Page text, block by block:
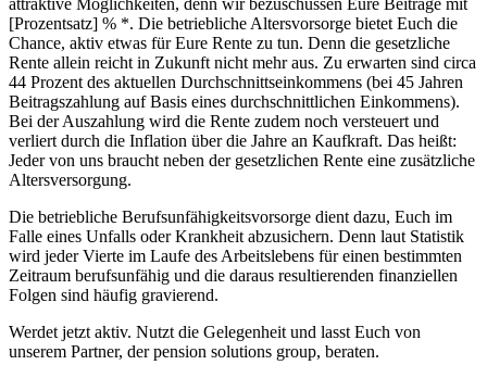
[Prozentsatz] % *. Die betriebliche Altersvorsorge bietet Euch die
Chance, aktiv etwas für Eure Rente zu tun. Denn die gesetzliche
Rente allein reicht in Zukunft nicht mehr aus. Zu erwarten sind circa
44 Prozent des aktuellen Durchschnittseinkommens (bei 45 Jahren
Beitragszahlung auf Basis eines durchschnittlichen Einkommens).
Bei der Auszahlung wird die Rente zudem noch versteuert und
verliert durch die Inflation über die Jahre an Kaufkraft. Das heißt:
Jeder von uns braucht neben der gesetzlichen Rente eine zusätzliche
Altersversorgung.
Die betriebliche Berufsunfähigkeitsvorsorge dient dazu, Euch im
Falle eines Unfalls oder Krankheit abzusichern. Denn laut Statistik
wird jeder Vierte im Laufe des Arbeitslebens für einen bestimmten
Zeitraum berufsunfähig und die daraus resultierenden finanziellen
Folgen sind häufig gravierend.
Werdet jetzt aktiv. Nutzt die Gelegenheit und lasst Euch von
unserem Partner, der pension solutions group, beraten.